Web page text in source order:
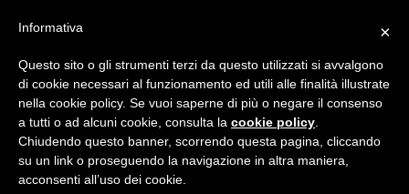
BROWSE TAG
Margaret Mazzantini
10 libri per sopravvivere al
lockdown (sperando che sia
l’ultimo)
×
Informativa
Questo sito o gli strumenti terzi da questo utilizzati si avvalgono
di cookie necessari al funzionamento ed utili alle finalità illustrate
nella cookie policy. Se vuoi saperne di più o negare il consenso
a tutti o ad alcuni cookie, consulta la cookie policy
Chiudendo questo banner, scorrendo questa pagina, cliccando
su un link o proseguendo la navigazione in altra maniera,
acconsenti all’uso dei cookie.